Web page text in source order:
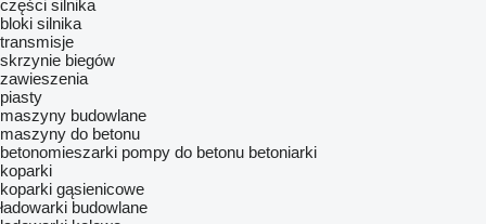
części silnika
bloki silnika
transmisje
skrzynie biegów
zawieszenia
piasty
maszyny budowlane
maszyny do betonu
betonomieszarki pompy do betonu betoniarki
koparki
koparki gąsienicowe
ładowarki budowlane